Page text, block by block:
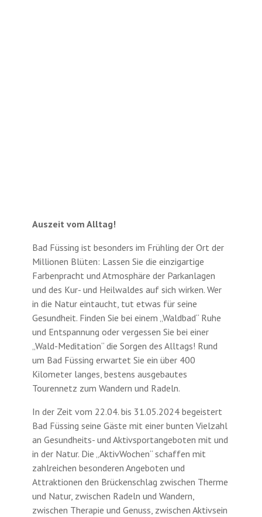
Auszeit vom Alltag!
Bad Füssing ist besonders im Frühling der Ort der
Millionen Blüten: Lassen Sie die einzigartige
Farbenpracht und Atmosphäre der Parkanlagen
und des Kur- und Heilwaldes auf sich wirken. Wer
in die Natur eintaucht, tut etwas für seine
Gesundheit. Finden Sie bei einem „Waldbad“ Ruhe
und Entspannung oder vergessen Sie bei einer
„Wald-Meditation“ die Sorgen des Alltags! Rund
um Bad Füssing erwartet Sie ein über 400
Kilometer langes, bestens ausgebautes
Tourennetz zum Wandern und Radeln.
In der Zeit vom 22.04. bis 31.05.2024 begeistert
Bad Füssing seine Gäste mit einer bunten Vielzahl
an Gesundheits- und Aktivsportangeboten mit und
in der Natur. Die „AktivWochen“ schaffen mit
zahlreichen besonderen Angeboten und
Attraktionen den Brückenschlag zwischen Therme
und Natur, zwischen Radeln und Wandern,
zwischen Therapie und Genuss, zwischen Aktivsein